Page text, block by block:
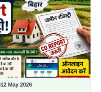
12 May 2026